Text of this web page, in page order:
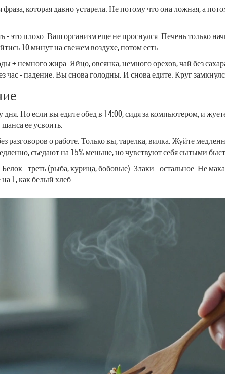
которая давно устарела. Не потому что она ложная, а
- это плохо. Ваш организм еще не проснулся. Печень только
10 минут на свежем воздухе, потом есть.
+ немного жира. Яйцо, овсянка, немного орехов, чай без
час - падение. Вы снова голодны. И снова едите. Круг
Но если вы едите обед в 14:00, сидя за компьютером, и
ее усвоить.
разговоров о работе. Только вы, тарелка, вилка. Жуйте
съедают на 15% меньше, но чувствуют себя сытыми
- треть (рыба, курица, бобовые). Злаки - остальное. Не
1, как белый хлеб.